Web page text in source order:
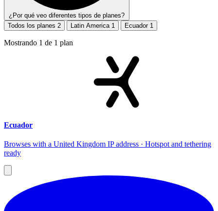
¿Por qué veo diferentes tipos de planes?
Todos los planes 2 Latin America 1 Ecuador 1
Mostrando 1 de 1 plan
Ecuador
Browses with a United Kingdom IP address · Hotspot and tethering
ready